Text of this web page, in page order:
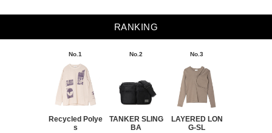
RANKING
No.1
Recycled Polye
s
No.2
TANKER SLING
BA
No.3
LAYERED LON
G-SL